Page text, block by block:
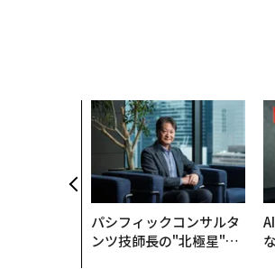
パシフィックコンサルタ
ンツ技師長の"北極星"。